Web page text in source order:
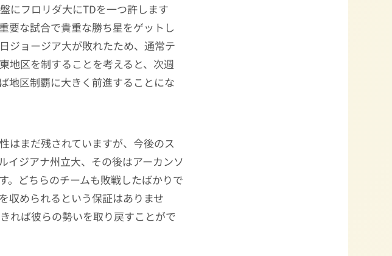
にフロリダ大にTDを一つ許します
要な試合で貴重な勝ち星をゲットし
ジョージア大が敗れたため、通常テ
地区を制することを考えると、次週
地区制覇に大きく前進することにな
はまだ残されていますが、今後のス
イジアナ州立大、その後はアーカンソ
。どちらのチームも敗戦したばかりで
収められるという保証はありませ
れば彼らの勢いを取り戻すことがで